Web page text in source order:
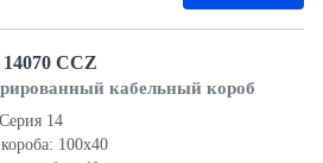
CCZ
кабельный короб
14
100х40